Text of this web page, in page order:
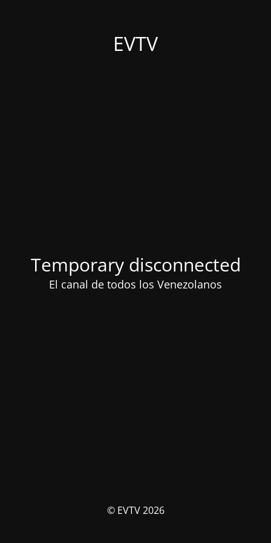
EVTV
Temporary disconnected
El canal de todos los Venezolanos
© EVTV 2026